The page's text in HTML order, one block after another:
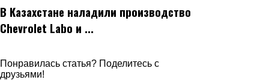
В Казахстане наладили производство
Chevrolet Labo и ...
Понравилась статья? Поделитесь с
друзьями!